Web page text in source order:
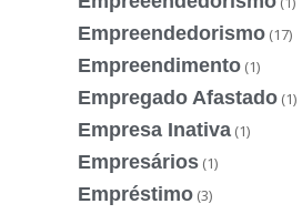
Empreendedorismo (17)
Empreendimento (1)
Empregado Afastado (1)
Empresa Inativa (1)
Empresários (1)
Empréstimo (3)